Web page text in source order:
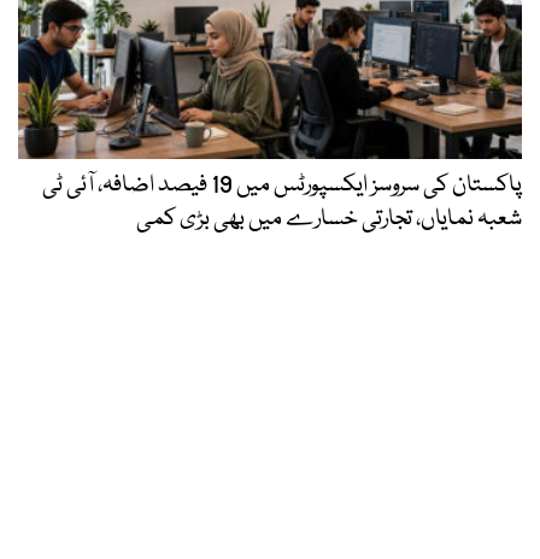
پاکستان کی سروسز ایکسپورٹس میں 19 فیصد اضافہ، آئی ٹی
شعبہ نمایاں، تجارتی خسارے میں بھی بڑی کمی